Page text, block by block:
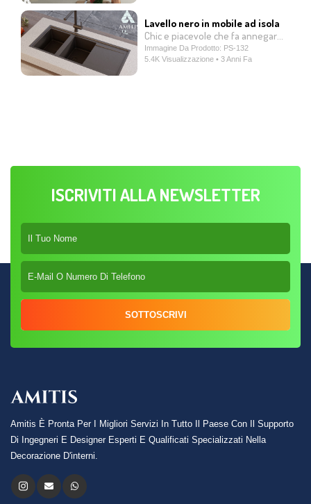
Lavello nero in mobile ad isola
Chic e piacevole che fa annegare dalla felicità ogni cuoco.
Immagine Da Prodotto: PS-132
5.4K Visualizzazione • 3 Anni Fa
ISCRIVITI ALLA NEWSLETTER
SOTTOSCRIVI
Amitis È Pronta Per I Migliori Servizi In Tutto Il Paese Con Il Supporto
Di Ingegneri E Designer Esperti E Qualificati Specializzati Nella
Decorazione D'interni.